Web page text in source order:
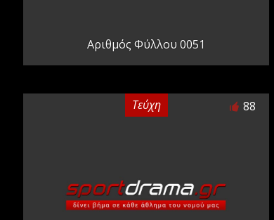
Αριθμός Φύλλου 0051
Τεύχη 88